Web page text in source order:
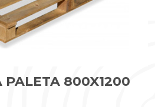
PALETA 800X1200